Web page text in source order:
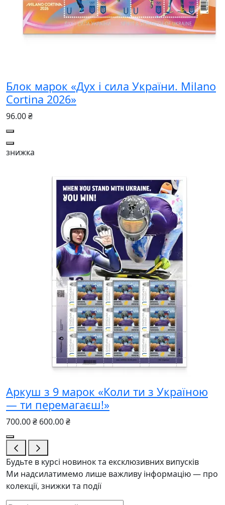
Блок марок «Дух і сила України. Milano
Cortina 2026»
96.00 ₴
знижка
Аркуш з 9 марок «Коли ти з Україною
— ти перемагаєш!»
700.00 ₴ 600.00 ₴
Будьте в курсі новинок та ексклюзивних випусків
Ми надсилатимемо лише важливу інформацію — про
колекції, знижки та події